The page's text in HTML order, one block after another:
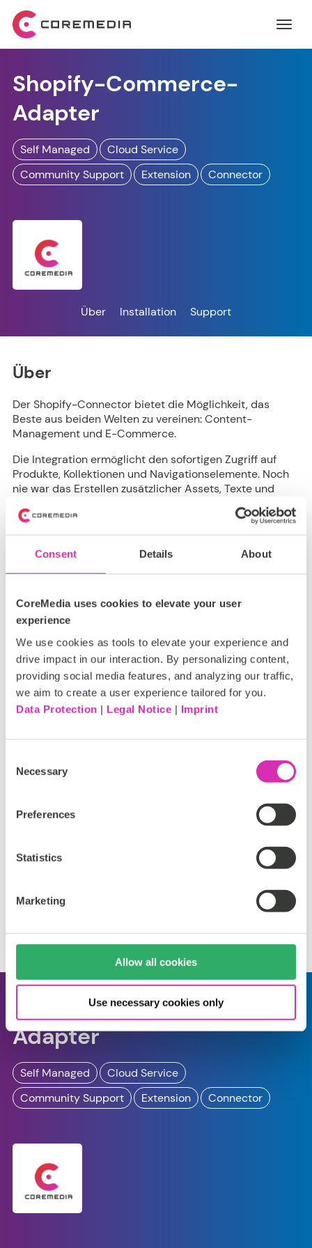
Consent Details About
CoreMedia uses cookies to elevate your user
experience
We use cookies as tools to elevate your experience and
drive impact in our interaction. By personalizing content,
providing social media features, and analyzing our traffic,
we aim to create a user experience tailored for you.
Data Protection | Legal Notice | Imprint
Selection
Necessary
Preferences
Statistics
Marketing
Allow all cookies
Use necessary cookies only
Shopify-Commerce-
Adapter
Self Managed
Cloud Service
Community Support
Extension Connector
Über Installation Support
Über
Der Shopify-Connector bietet die Möglichkeit, das
Beste aus beiden Welten zu vereinen: Content-
Management und E-Commerce.
Die Integration ermöglicht den sofortigen Zugriff auf
Produkte, Kollektionen und Navigationselemente. Noch
nie war das Erstellen zusätzlicher Assets, Texte und
anderer Inhalte für Shopify so einfach und übersichtlich
wie mit dieser Lösung.
CoreMedia, wodurch sich Produktseiten ganz einfach
mit zusätzlichen Informationen ergänzen lassen.
Installation
Den Quellcode findest du hier:
https://github.com/CoreMedia-
Diese App ist Teil von CoreMedia Labs. CoreMedia Labs
Produktverbesserungen, Ideen und frühen Prototypen.
Wir möchten dies frühzeitig mit unseren Kunden und
erfahren, wie wir unsere Software verbessern können.
Shopify-Commerce-
Adapter
Self Managed
Cloud Service
Community Support
Extension Connector